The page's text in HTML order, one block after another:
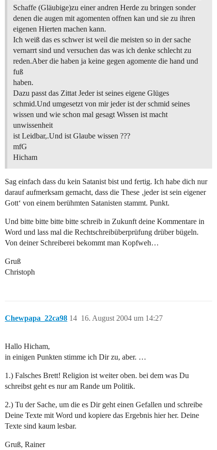
Schaffe (Gläubige)zu einer andren Herde zu bringen sonder
denen die augen mit agomenten offnen kan und sie zu ihren
eigenen Hierten machen kann.
Ich weiß das es schwer ist weil die meisten so in der sache
vernarrt sind und versuchen das was ich denke schlecht zu
reden.Aber die haben ja keine gegen agomente die hand und
fuß
haben.
Dazu passt das Zittat Jeder ist seines eigene Glüges
schmid.Und umgesetzt von mir jeder ist der schmid seines
wissen und wie schon mal gesagt Wissen ist macht
unwissenheit
ist Leidbar,.Und ist Glaube wissen ???
mfG
Hicham
Sag einfach dass du kein Satanist bist und fertig. Ich habe dich nur
darauf aufmerksam gemacht, dass die These ‚jeder ist sein eigener
Gott‘ von einem berühmten Satanisten stammt. Punkt.
Und bitte bitte bitte bitte schreib in Zukunft deine Kommentare in
Word und lass mal die Rechtschreibüberprüfung drüber bügeln.
Von deiner Schreiberei bekommt man Kopfweh…
Gruß
Christoph
Chewpapa_22ca98 16. August 2004 um 14:27
14
Hallo Hicham,
in einigen Punkten stimme ich Dir zu, aber. …
1.) Falsches Brett! Religion ist weiter oben. bei dem was Du
schreibst geht es nur am Rande um Politik.
2.) Tu der Sache, um die es Dir geht einen Gefallen und schreibe
Deine Texte mit Word und kopiere das Ergebnis hier her. Deine
Texte sind kaum lesbar.
Gruß, Rainer